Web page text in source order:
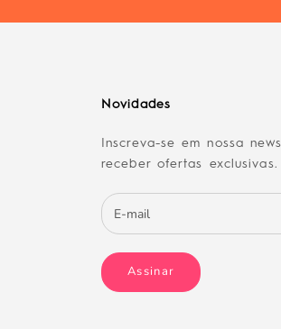
Novidades
Inscreva-se em nossa
receber ofertas exclusivas.
Assinar